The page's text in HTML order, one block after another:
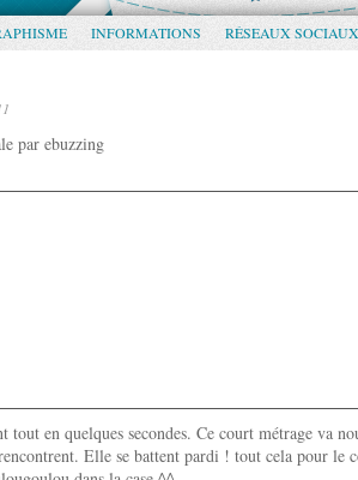
INFORMATIONS RÉSEAUX SOCIAUX
par ebuzzing
en quelques secondes. Ce court métrage va
Elle se battent pardi ! tout cela pour le